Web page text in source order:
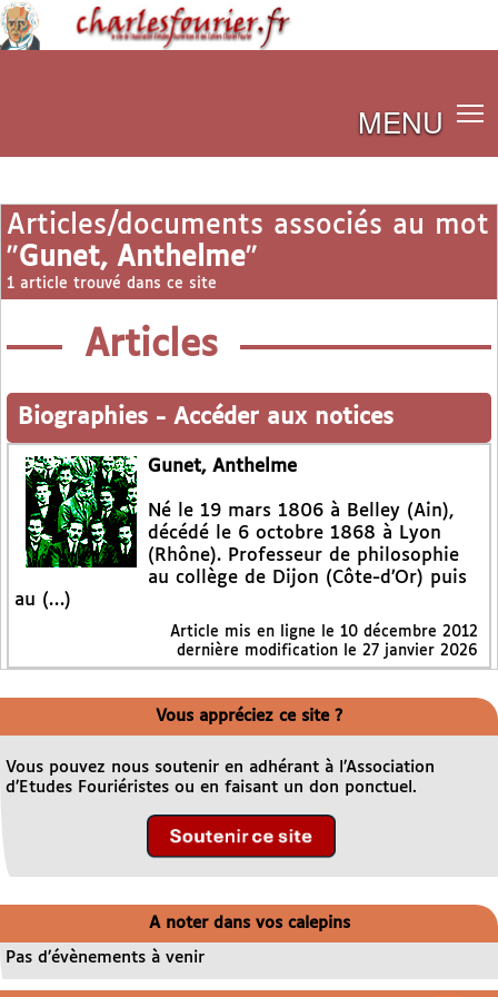
MENU
Articles/documents associés au mot
"Gunet, Anthelme"
1 article trouvé dans ce site
Articles
Biographies - Accéder aux notices
Gunet, Anthelme
Né le 19 mars 1806 à Belley (Ain),
décédé le 6 octobre 1868 à Lyon
(Rhône). Professeur de philosophie
au collège de Dijon (Côte-d’Or) puis
au (…)
Article mis en ligne le 10 décembre 2012
dernière modification le 27 janvier 2026
Vous appréciez ce site ?
Vous pouvez nous soutenir en adhérant à l’Association
d’Etudes Fouriéristes ou en faisant un don ponctuel.
A noter dans vos calepins
Pas d’évènements à venir